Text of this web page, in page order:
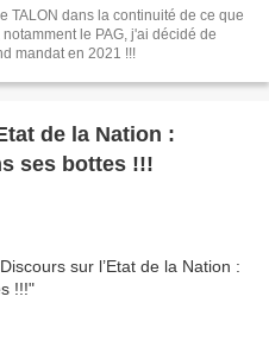
TALON dans la continuité de ce que
le PAG, j'ai décidé de
mandat en 2021 !!!
de la Nation :
ses bottes !!!